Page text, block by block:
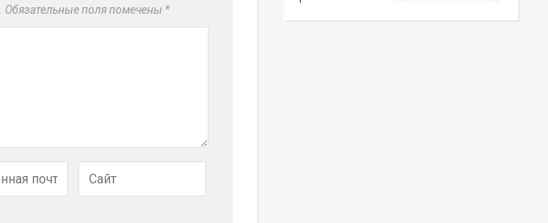
Обязательные поля помечены *